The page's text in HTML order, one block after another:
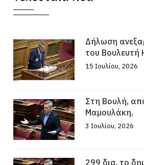
Δήλωση
του Βουλευτή
15 Ιουλίου, 2026
Στη Βουλή,
Μαμουλάκη,
3 Ιουλίου, 2026
299 δισ. το